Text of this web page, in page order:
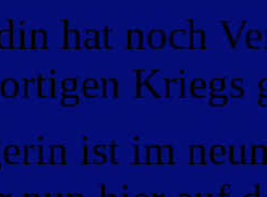
hat noch
ist im